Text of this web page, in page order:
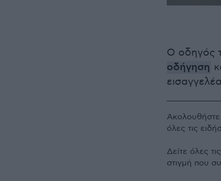
Ο οδηγός
οδήγηση
Ακολουθήστε
όλες τις
Δείτε όλες
στιγμή που